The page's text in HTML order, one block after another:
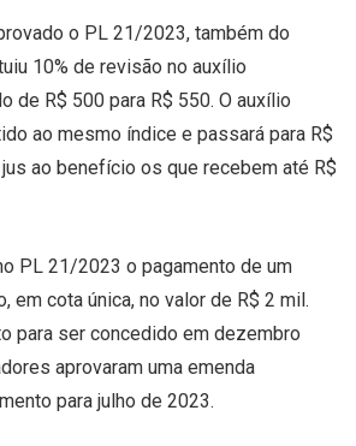
o PL 21/2023, também do
10% de revisão no auxílio
de R$ 500 para R$ 550. O auxílio
ao mesmo índice e passará para R$
ao benefício os que recebem até R$
PL 21/2023 o pagamento de um
em cota única, no valor de R$ 2 mil.
para ser concedido em dezembro
aprovaram uma emenda
para julho de 2023.